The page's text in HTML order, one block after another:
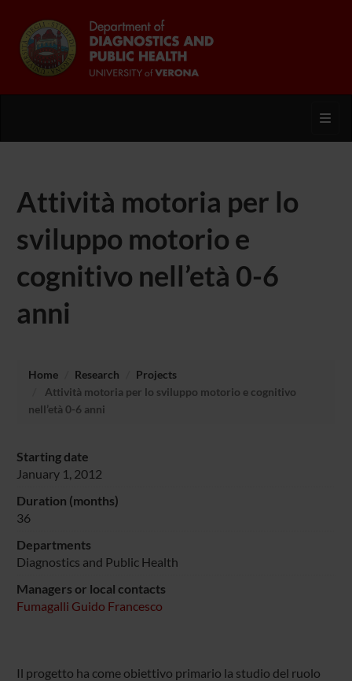
Attività motoria per lo
sviluppo motorio e
cognitivo nell’età 0-6
anni
Home Research
Projects
Attività motoria per lo sviluppo motorio e cognitivo
nell’età 0-6 anni
Starting date
January 1, 2012
Duration (months)
36
Departments
Diagnostics and Public Health
Managers or local contacts
Fumagalli Guido Francesco
Il progetto ha come obiettivo primario la studio del ruolo